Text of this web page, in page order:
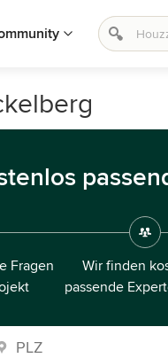
Fragen
Wir finden
passende